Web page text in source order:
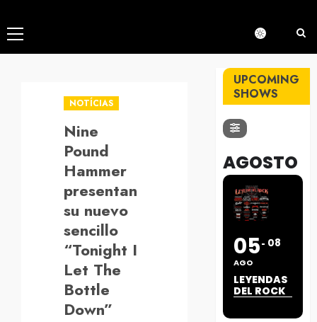
Menú
principal
NOTÍCIAS
Nine
Pound
Hammer
presentan
su nuevo
sencillo
“Tonight I
Let The
Bottle
Down”
UPCOMING
SHOWS
AGOSTO
05
AGO
08
LEYENDAS
DEL ROCK